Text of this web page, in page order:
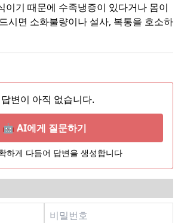
이기 때문에 수족냉증이 있다거나 몸이
시면 소화불량이나 설사, 복통을 호소하
변이 아직 없습니다.
🤖 AI에게 질문하기
하게 다듬어 답변을 생성합니다